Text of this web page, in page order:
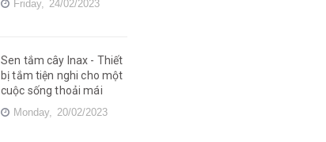
Friday, 24/02/2023
Sen tắm cây Inax - Thiết
bị tắm tiện nghi cho một
cuộc sống thoải mái
Monday, 20/02/2023